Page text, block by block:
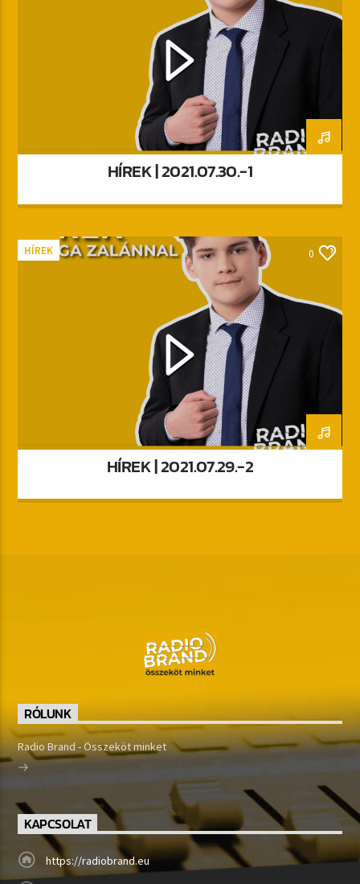
HÍREK | 2021.07.30.-1
HÍREK 0
HÍREK | 2021.07.29.-2
RÓLUNK
Radio Brand - Összeköt minket
KAPCSOLAT
https://radiobrand.eu